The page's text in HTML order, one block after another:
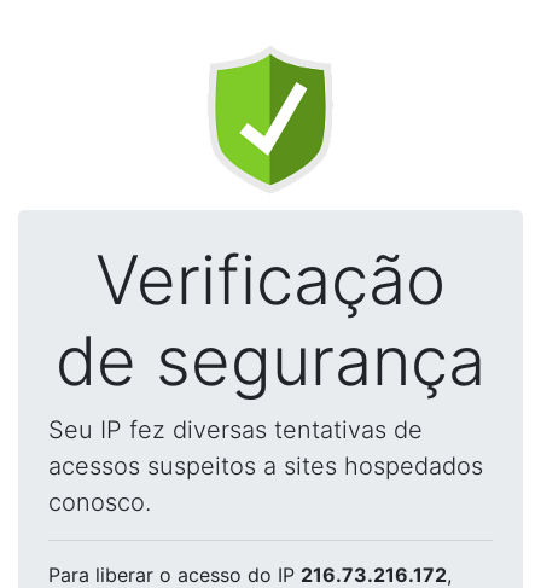
Verificação
de segurança
Seu IP fez diversas tentativas de
acessos suspeitos a sites hospedados
conosco.
Para liberar o acesso do IP 216.73.216.172,